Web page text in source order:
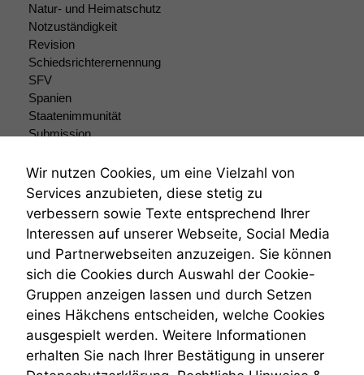
Natur- und Heimatschutz
Notzuständigkeit
Revision
Schiedsrichterernennung
SFV
Spanien
Staatenimmunität
Submission
Teilungsklage
Venezuela
VRK
Wiederherstellungsanordnung
Zivilprozessordnung
ZPO
Zustellfiktion
Zuständigkeit
Öffentliches Personalrecht
Öffentlichkeitsprinzip
Wir nutzen Cookies, um eine Vielzahl von
Services anzubieten, diese stetig zu
verbessern sowie Texte entsprechend Ihrer
Interessen auf unserer Webseite, Social Media
und Partnerwebseiten anzuzeigen. Sie können
sich die Cookies durch Auswahl der Cookie-
Gruppen anzeigen lassen und durch Setzen
eines Häkchens entscheiden, welche Cookies
ausgespielt werden. Weitere Informationen
erhalten Sie nach Ihrer Bestätigung in unserer
Um unsere
Website zu
verbessern,
zeichnen
wir
anonyme
statistische
Daten auf.
Funktionalität
Einige